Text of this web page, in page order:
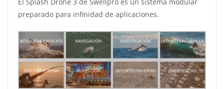
El Splash Drone 3 de Swellpro es un sistema modular
preparado para infinidad de aplicaciones.